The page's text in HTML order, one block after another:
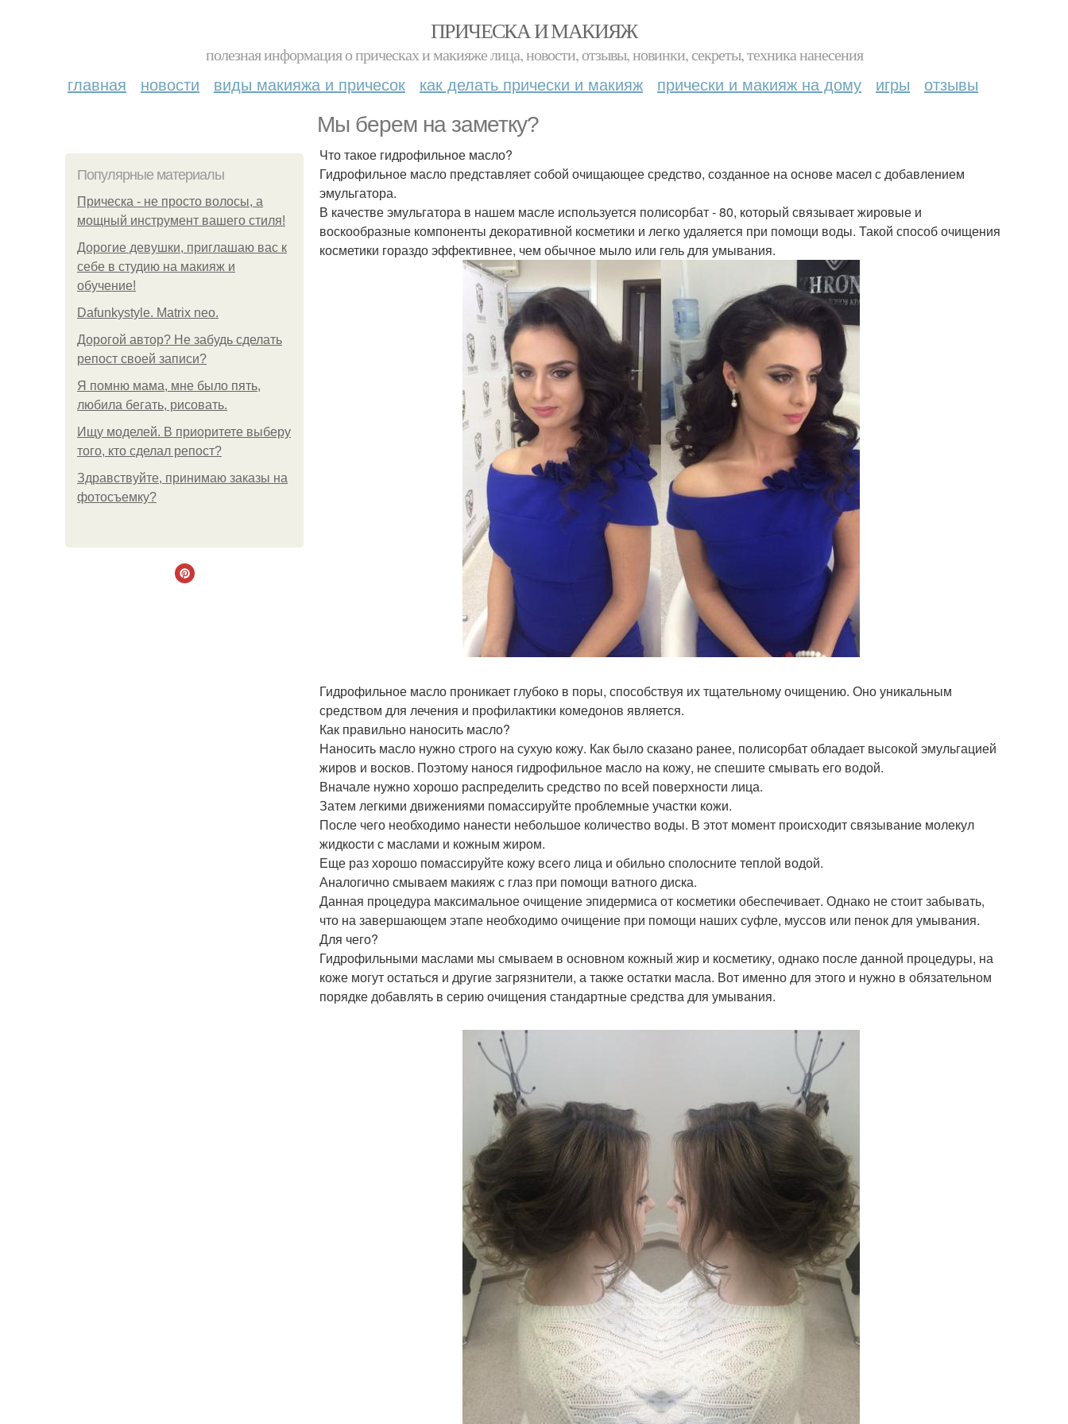
ПРИЧЕСКА И МАКИЯЖ
полезная информация о прическах и макияже лица, новости, отзывы, новинки, секреты, техника нанесения
главная новости виды макияжа и причесок как делать прически и макияж прически и макияж на дому игры отзывы
Мы берем на заметку?
Популярные материалы
Прическа - не просто волосы, а
мощный инструмент вашего стиля!
Дорогие девушки, приглашаю вас к
себе в студию на макияж и
обучение!
Dafunkystyle. Matrix neo.
Дорогой автор? Не забудь сделать
репост своей записи?
Я помню мама, мне было пять,
любила бегать, рисовать.
Ищу моделей. В приоритете выберу
того, кто сделал репост?
Здравствуйте, принимаю заказы на
фотосъемку?
Что такое гидрофильное масло?
Гидрофильное масло представляет собой очищающее средство, созданное на основе масел с добавлением
эмульгатора.
В качестве эмульгатора в нашем масле используется полисорбат - 80, который связывает жировые и
воскообразные компоненты декоративной косметики и легко удаляется при помощи воды. Такой способ очищения
косметики гораздо эффективнее, чем обычное мыло или гель для умывания.
Гидрофильное масло проникает глубоко в поры, способствуя их тщательному очищению. Оно уникальным
средством для лечения и профилактики комедонов является.
Как правильно наносить масло?
Наносить масло нужно строго на сухую кожу. Как было сказано ранее, полисорбат обладает высокой эмульгацией
жиров и восков. Поэтому нанося гидрофильное масло на кожу, не спешите смывать его водой.
Вначале нужно хорошо распределить средство по всей поверхности лица.
Затем легкими движениями помассируйте проблемные участки кожи.
После чего необходимо нанести небольшое количество воды. В этот момент происходит связывание молекул
жидкости с маслами и кожным жиром.
Еще раз хорошо помассируйте кожу всего лица и обильно сполосните теплой водой.
Аналогично смываем макияж с глаз при помощи ватного диска.
Данная процедура максимальное очищение эпидермиса от косметики обеспечивает. Однако не стоит забывать,
что на завершающем этапе необходимо очищение при помощи наших суфле, муссов или пенок для умывания.
Для чего?
Гидрофильными маслами мы смываем в основном кожный жир и косметику, однако после данной процедуры, на
коже могут остаться и другие загрязнители, а также остатки масла. Вот именно для этого и нужно в обязательном
порядке добавлять в серию очищения стандартные средства для умывания.